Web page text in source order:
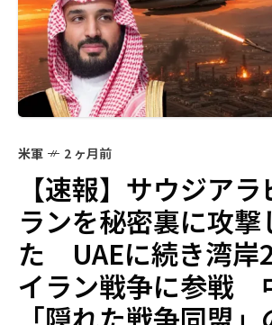
米軍 2 ヶ月前
【速報】サウジア
ランを秘密裏に攻撃
た UAEに続き湾岸
イラン戦争に参戦